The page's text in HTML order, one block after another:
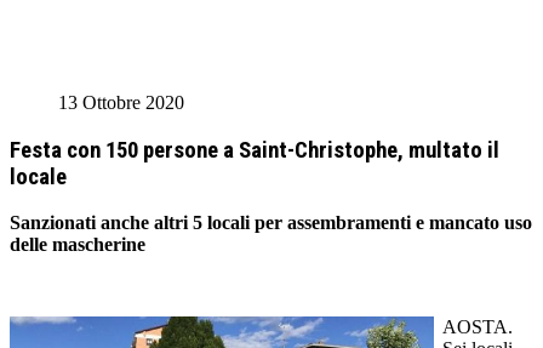
13 Ottobre 2020
Festa con 150 persone a Saint-Christophe, multato il
locale
Sanzionati anche altri 5 locali per assembramenti e mancato uso
delle mascherine
AOSTA.